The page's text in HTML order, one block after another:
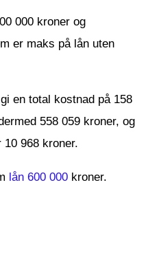
000 kroner og
er maks på lån uten
en total kostnad på 158
558 059 kroner, og
10 968 kroner.
lån 600 000 kroner.